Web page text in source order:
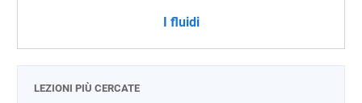
I fluidi
LEZIONI PIÙ CERCATE